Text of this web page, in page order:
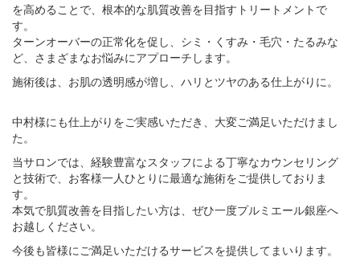
を高めることで、根本的な肌質改善を目指すトリートメントで
す。
ターンオーバーの正常化を促し、シミ・くすみ・毛穴・たるみな
ど、さまざまなお悩みにアプローチします。
施術後は、お肌の透明感が増し、ハリとツヤのある仕上がりに。
中村様にも仕上がりをご実感いただき、大変ご満足いただけまし
た。
当サロンでは、経験豊富なスタッフによる丁寧なカウンセリング
と技術で、お客様一人ひとりに最適な施術をご提供しておりま
す。
本気で肌質改善を目指したい方は、ぜひ一度プルミエール銀座へ
お越しください。
今後も皆様にご満足いただけるサービスを提供してまいります。